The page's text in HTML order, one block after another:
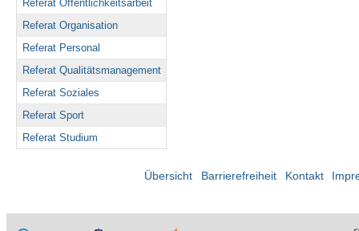
Referat Öffentlichkeitsarbeit
Referat Organisation
Referat Personal
Referat Qualitätsmanagement
Referat Soziales
Referat Sport
Referat Studium
Übersicht Barrierefreiheit Kontakt